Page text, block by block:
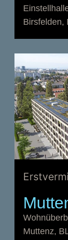
Birsfelden,
Muttenz,